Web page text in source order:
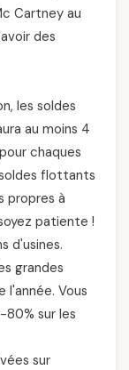
Cartney au
des
les soldes
au moins 4
chaques
flottants
propres à
patiente !
d'usines.
grandes
Vous
sur les
sur